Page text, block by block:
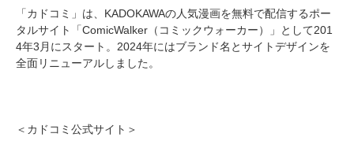
「カドコミ」は、KADOKAWAの人気漫画を無料で配信するポー
タルサイト「ComicWalker（コミックウォーカー）」として201
4年3月にスタート。2024年にはブランド名とサイトデザインを
全面リニューアルしました。
＜カドコミ公式サイト＞